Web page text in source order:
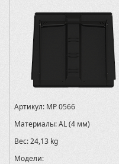
Артикул: MP 0566
Материалы:AL (4 мм)
Вес:24,13 kg
Модели: